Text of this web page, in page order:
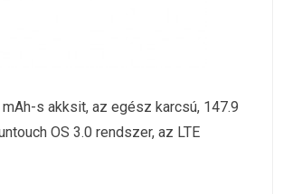
s akksit, az egész karcsú, 147.9
OS 3.0 rendszer, az LTE